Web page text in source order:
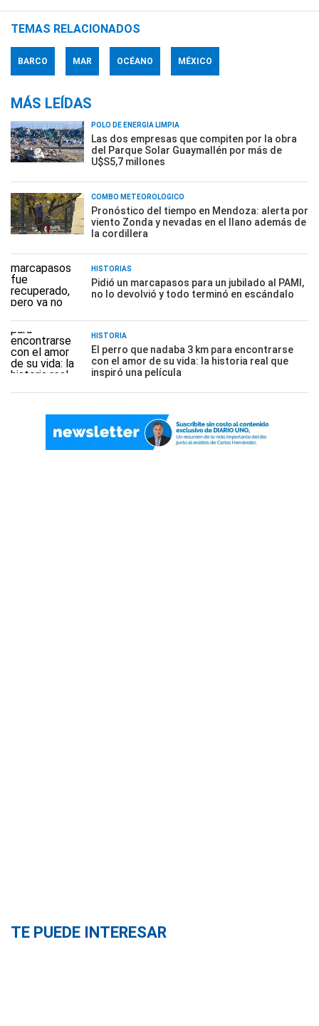
TEMAS RELACIONADOS
BARCO MAR OCÉANO MÉXICO
MÁS LEÍDAS
POLO DE ENERGÍA LIMPIA
Las dos empresas que compiten por la obra
del Parque Solar Guaymallén por más de
U$S5,7 millones
COMBO METEOROLÓGICO
Pronóstico del tiempo en Mendoza: alerta por
viento Zonda y nevadas en el llano además de
la cordillera
HISTORIAS
Pidió un marcapasos para un jubilado al PAMI,
no lo devolvió y todo terminó en escándalo
HISTORIA
El perro que nadaba 3 km para encontrarse
con el amor de su vida: la historia real que
inspiró una película
TE PUEDE INTERESAR